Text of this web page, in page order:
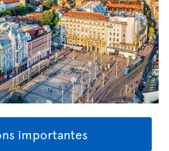
importantes